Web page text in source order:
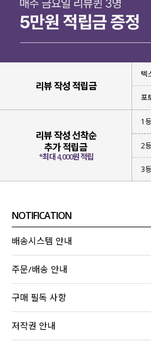
리뷰 작성 적립금
텍
포
리뷰 작성 선착순
추가 적립금
*최대 4,000원 적립
1
2
3
NOTIFICATION
배송시스템 안내
주문/배송 안내
구매 필독 사항
저작권 안내